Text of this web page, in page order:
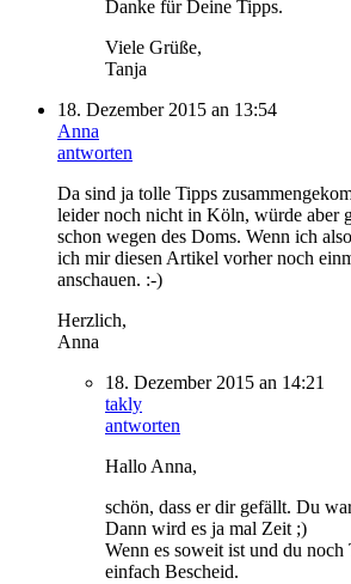
Danke für Deine Tipps.
Viele Grüße,
Tanja
18. Dezember 2015 an 13:54
Anna
antworten
Da sind ja tolle Tipps
leider noch nicht in Köln, würde aber
schon wegen des Doms. Wenn ich
ich mir diesen Artikel vorher noch
anschauen. :-)
Herzlich,
Anna
18. Dezember 2015 an 14:21
takly
antworten
Hallo Anna,
schön, dass er dir gefällt. Du
Dann wird es ja mal Zeit ;)
Wenn es soweit ist und du noch
einfach Bescheid.